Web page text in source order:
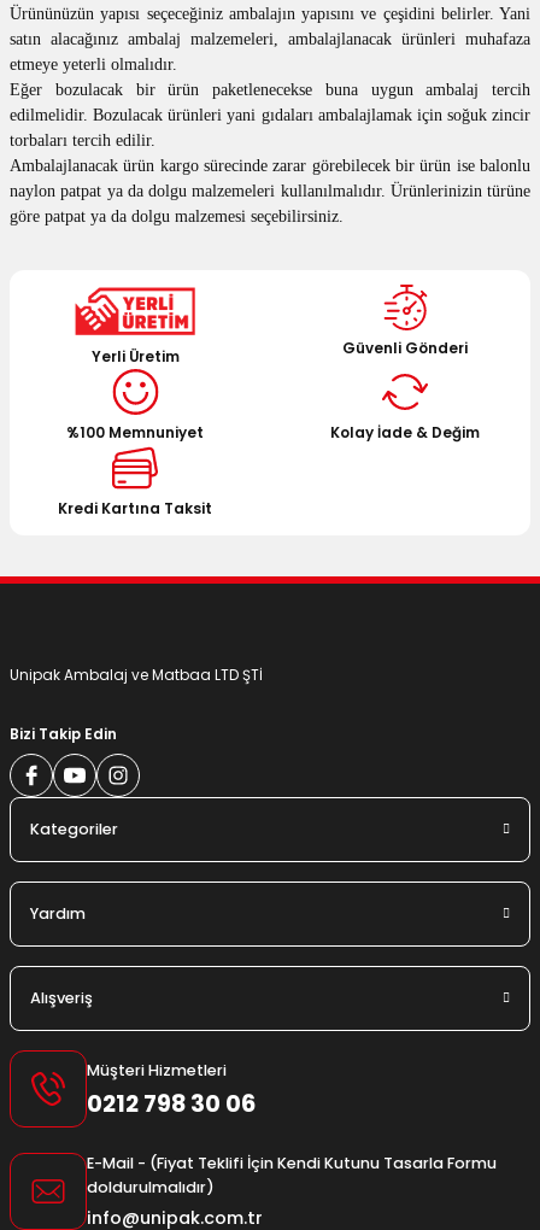
Ürününüzün yapısı seçeceğiniz ambalajın yapısını ve çeşidini belirler. Yani
satın alacağınız ambalaj malzemeleri, ambalajlanacak ürünleri muhafaza
etmeye yeterli olmalıdır.
Eğer bozulacak bir ürün paketlenecekse buna uygun ambalaj tercih
edilmelidir. Bozulacak ürünleri yani gıdaları ambalajlamak için soğuk zincir
torbaları tercih edilir.
Ambalajlanacak ürün kargo sürecinde zarar görebilecek bir ürün ise balonlu
naylon patpat ya da dolgu malzemeleri kullanılmalıdır. Ürünlerinizin türüne
göre patpat ya da dolgu malzemesi seçebilirsiniz.
Yerli Üretim Güvenli Gönderi
%100 Memnuniyet Kolay İade & Değim
Kredi Kartına Taksit
Unipak Ambalaj ve Matbaa LTD ŞTİ
Bizi Takip Edin
Kategoriler
Yardım
Alışveriş
Müşteri Hizmetleri
0212 798 30 06
E-Mail - (Fiyat Teklifi İçin Kendi Kutunu Tasarla Formu
doldurulmalıdır)
info@unipak.com.tr